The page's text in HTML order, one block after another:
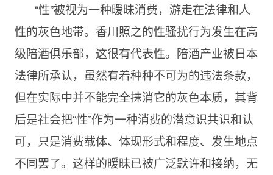
“性”被视为一种暧昧消费，游走在法律和人
性的灰色地带。香川照之的性骚扰行为发生在高
级陪酒俱乐部，这很有代表性。陪酒产业被日本
法律所承认，虽然有着种种不可为的违法条款，
但在实际中并不能完全抹消它的灰色本质，其背
后是社会把“性”作为一种消费的潜意识共识和认
可，只是消费载体、体现形式和程度、发生地点
不同罢了。这样的暧昧已被广泛默许和接纳，无